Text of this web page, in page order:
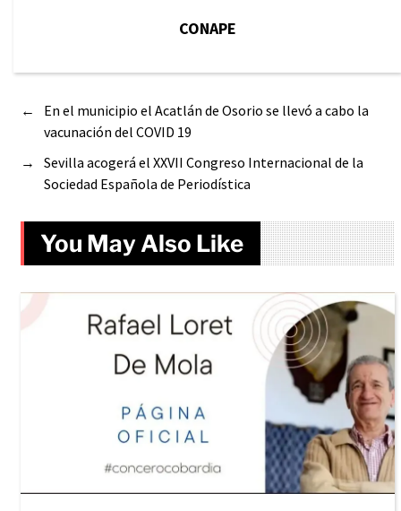
CONAPE
←
En el municipio el Acatlán de Osorio se llevó a cabo la
vacunación del COVID 19
→
Sevilla acogerá el XXVII Congreso Internacional de la
Sociedad Española de Periodística
You May Also Like